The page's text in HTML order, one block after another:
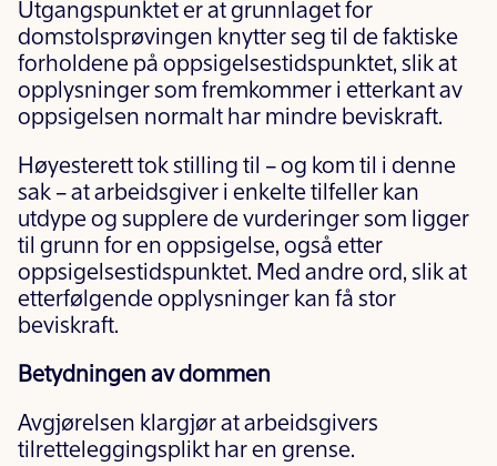
Utgangspunktet er at grunnlaget for
domstolsprøvingen knytter seg til de faktiske
forholdene på oppsigelsestidspunktet, slik at
opplysninger som fremkommer i etterkant av
oppsigelsen normalt har mindre beviskraft.
Høyesterett tok stilling til – og kom til i denne
sak – at arbeidsgiver i enkelte tilfeller kan
utdype og supplere de vurderinger som ligger
til grunn for en oppsigelse, også etter
oppsigelsestidspunktet. Med andre ord, slik at
etterfølgende opplysninger kan få stor
beviskraft.
Betydningen av dommen
Avgjørelsen klargjør at arbeidsgivers
tilretteleggingsplikt har en grense.